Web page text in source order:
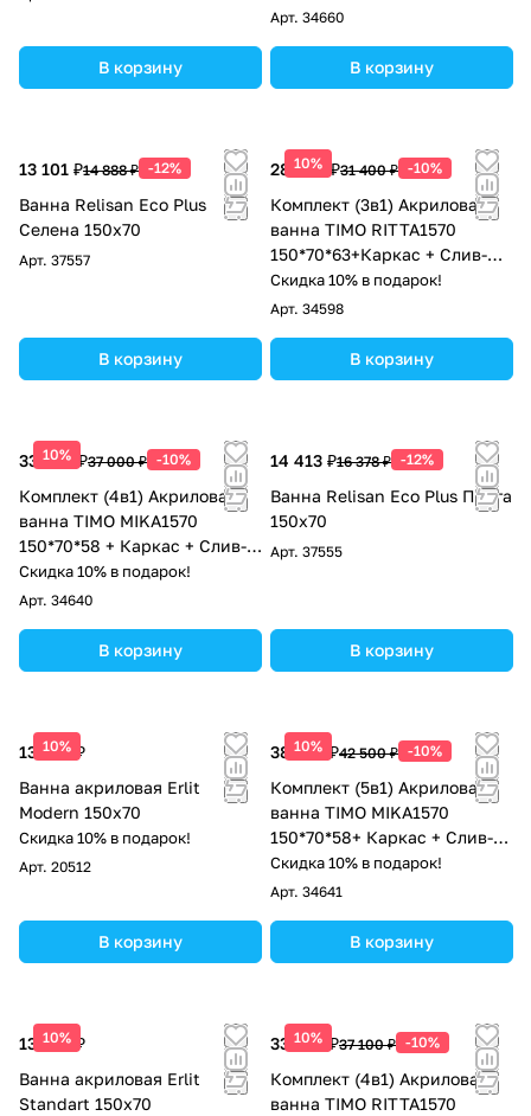
В корзину
Арт. 34660
В корзину
13 101 ₽14 888 ₽ -12%
Ванна Relisan Eco Plus
Селена 150х70
Арт. 37557
В корзину
10%
28 260 ₽31 400 ₽ -10%
Комплект (3в1) Акриловая
ванна TIMO RITTA1570
150*70*63+Каркас + Слив-
перелив
Скидка 10% в подарок!
Арт. 34598
В корзину
10%
33 300 ₽37 000 ₽ -10%
Комплект (4в1) Акриловая
ванна TIMO MIKA1570
150*70*58 + Каркас + Слив-
перелив+Фронтальная
панель
Скидка 10% в подарок!
Арт. 34640
В корзину
14 413 ₽16 378 ₽ -12%
Ванна Relisan Eco Plus Прага
150х70
Арт. 37555
В корзину
10%
13 818 ₽
Ванна акриловая Erlit
Modern 150x70
Скидка 10% в подарок!
Арт. 20512
В корзину
10%
38 250 ₽42 500 ₽ -10%
Комплект (5в1) Акриловая
ванна TIMO MIKA1570
150*70*58+ Каркас + Слив-
перелив+Фронтальная
панель+Торцевая панель
Скидка 10% в подарок!
Арт. 34641
В корзину
10%
13 302 ₽
Ванна акриловая Erlit
Standart 150x70
10%
33 390 ₽37 100 ₽ -10%
Комплект (4в1) Акриловая
ванна TIMO RITTA1570